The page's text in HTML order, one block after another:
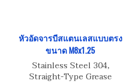
หัวอัดจารบีสแตนเลสแบบตรง
ขนาด M8x1.25
Stainless Steel 304,
Straight-Type Grease